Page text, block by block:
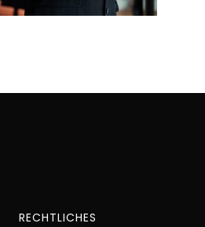
RECHTLICHES